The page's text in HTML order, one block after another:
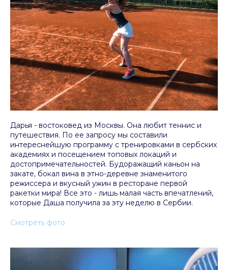
Дарья - востоковед из Москвы. Она любит теннис и
путешествия. По ее запросу мы составили
интереснейшую программу с тренировками в сербских
академиях и посещением топовых локаций и
достопримечательностей. Будоражащий каньон на
закате, бокал вина в этно-деревне знаменитого
режиссера и вкусный ужин в ресторане первой
ракетки мира! Все это - лишь малая часть впечатлений,
которые Даша получила за эту неделю в Сербии.
Смотреть фото